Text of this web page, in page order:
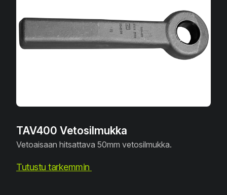
TAV400 Vetosilmukka
Vetoaisaan hitsattava 50mm vetosilmukka.
Tutustu tarkemmin